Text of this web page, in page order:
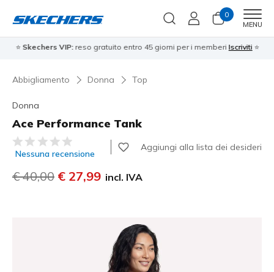
0
MENU
⭐ Skechers VIP:reso gratuito entro 45 giorni per i memberi Iscriviti ⭐
Abbigliamento Donna Top
Donna
Ace Performance Tank
Valutazione cliente 5 su 5
Nessuna recensione
Aggiungi alla lista dei desideri
Prezzo ridotto da
€ 40,00 per
€ 27,99 incl. IVA